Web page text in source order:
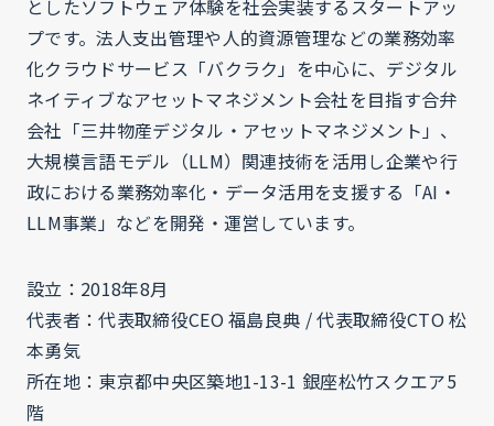
としたソフトウェア体験を社会実装するスタートアッ
プです。法人支出管理や人的資源管理などの業務効率
化クラウドサービス「バクラク」を中心に、デジタル
ネイティブなアセットマネジメント会社を目指す合弁
会社「三井物産デジタル・アセットマネジメント」、
大規模言語モデル（LLM）関連技術を活用し企業や行
政における業務効率化・データ活用を支援する「AI・
LLM事業」などを開発・運営しています。
設立：2018年8月
代表者：代表取締役CEO 福島良典 / 代表取締役CTO 松
本勇気
所在地：東京都中央区築地1-13-1 銀座松竹スクエア5
階